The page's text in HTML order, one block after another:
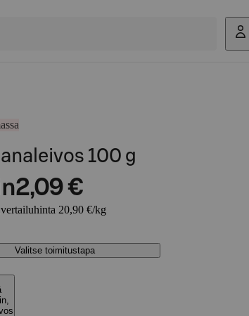
100 g
2,09 €
vertailuhinta 20,90 €/kg
Valitse toimitustapa